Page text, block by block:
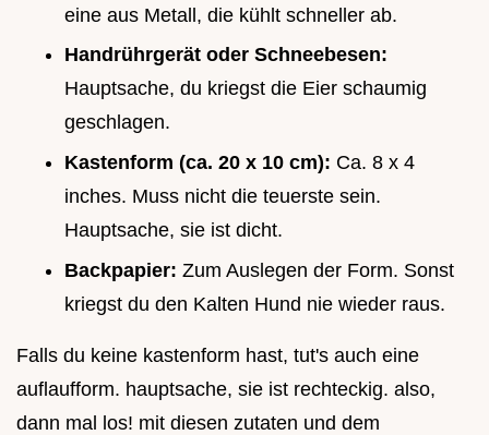
eine aus Metall, die kühlt schneller ab.
Handrührgerät oder Schneebesen:
Hauptsache, du kriegst die Eier schaumig
geschlagen.
Kastenform (ca. 20 x 10 cm): Ca. 8 x 4
inches. Muss nicht die teuerste sein.
Hauptsache, sie ist dicht.
Backpapier: Zum Auslegen der Form. Sonst
kriegst du den Kalten Hund nie wieder raus.
Falls du keine kastenform hast, tut's auch eine
auflaufform. hauptsache, sie ist rechteckig. also,
dann mal los! mit diesen zutaten und dem